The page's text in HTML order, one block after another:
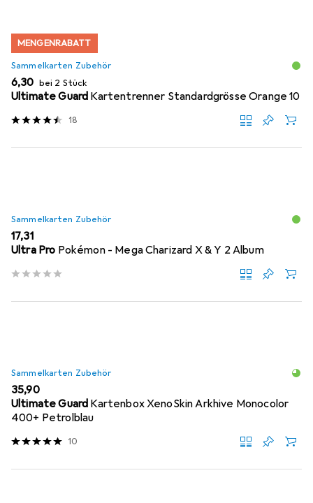
MENGENRABATT
Sammelkarten Zubehör
EUR
6,30 bei 2 Stück
Ultimate Guard Kartentrenner Standardgrösse Orange 10
18
Sammelkarten Zubehör
EUR
17,31
Ultra Pro Pokémon - Mega Charizard X & Y 2 Album
Sammelkarten Zubehör
EUR
35,90
Ultimate Guard Kartenbox XenoSkin Arkhive Monocolor
400+ Petrolblau
10